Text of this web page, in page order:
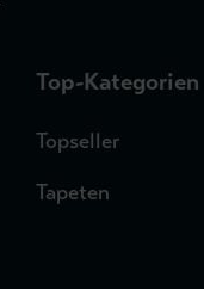
Top-Kategorien
Topseller
Tapeten